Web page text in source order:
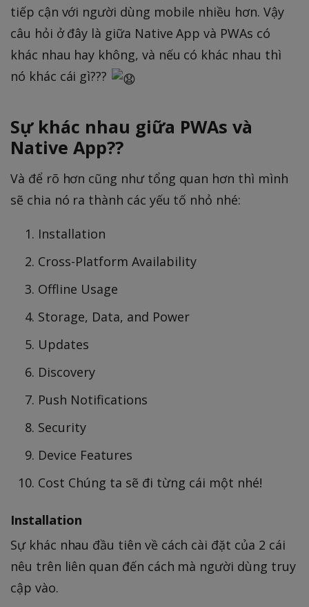
tiếp cận với người dùng mobile nhiều hơn. Vậy
câu hỏi ở đây là giữa Native App và PWAs có
khác nhau hay không, và nếu có khác nhau thì
nó khác cái gì???
Sự khác nhau giữa PWAs và
Native App??
Và để rõ hơn cũng như tổng quan hơn thì mình
sẽ chia nó ra thành các yếu tố nhỏ nhé:
Installation
Cross-Platform Availability
Offline Usage
Storage, Data, and Power
Updates
Discovery
Push Notifications
Security
Device Features
Cost Chúng ta sẽ đi từng cái một nhé!
Installation
Sự khác nhau đầu tiên về cách cài đặt của 2 cái
nêu trên liên quan đến cách mà người dùng truy
cập vào.